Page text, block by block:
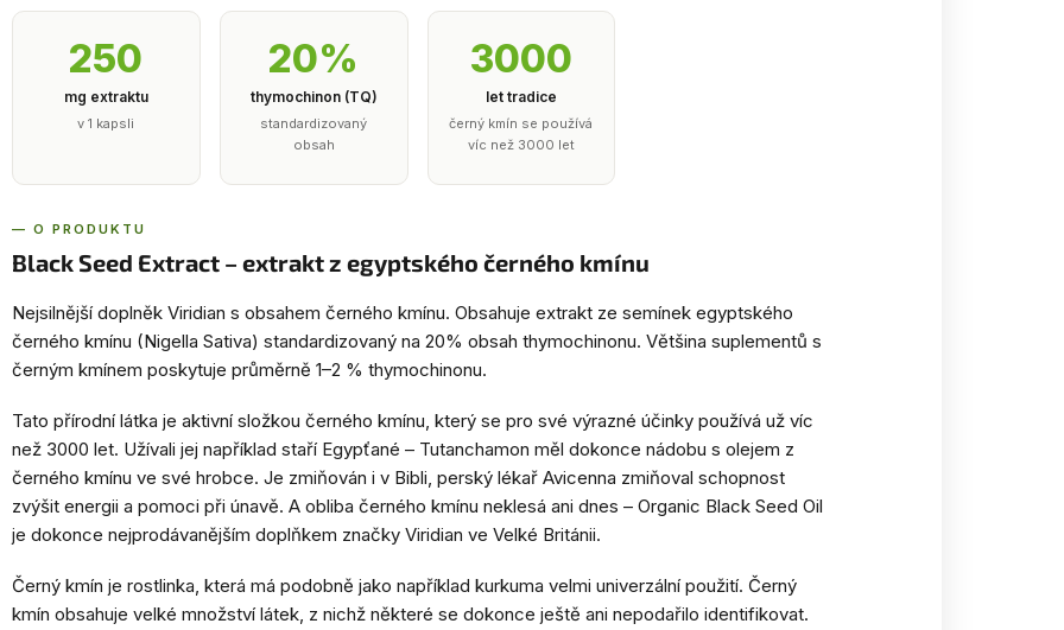
250
mg extraktu
v 1 kapsli
20%
thymochinon (TQ)
standardizovaný
obsah
3000
let tradice
černý kmín se používá
víc než 3000 let
— O PRODUKTU
Black Seed Extract – extrakt z egyptského černého kmínu
Nejsilnější doplněk Viridian s obsahem černého kmínu. Obsahuje extrakt ze semínek egyptského
černého kmínu (Nigella Sativa) standardizovaný na 20% obsah thymochinonu. Většina suplementů s
černým kmínem poskytuje průměrně 1–2 % thymochinonu.
Tato přírodní látka je aktivní složkou černého kmínu, který se pro své výrazné účinky používá už víc
než 3000 let. Užívali jej například staří Egypťané – Tutanchamon měl dokonce nádobu s olejem z
černého kmínu ve své hrobce. Je zmiňován i v Bibli, perský lékař Avicenna zmiňoval schopnost
zvýšit energii a pomoci při únavě. A obliba černého kmínu neklesá ani dnes – Organic Black Seed Oil
je dokonce nejprodávanějším doplňkem značky Viridian ve Velké Británii.
Černý kmín je rostlinka, která má podobně jako například kurkuma velmi univerzální použití. Černý
kmín obsahuje velké množství látek, z nichž některé se dokonce ještě ani nepodařilo identifikovat.